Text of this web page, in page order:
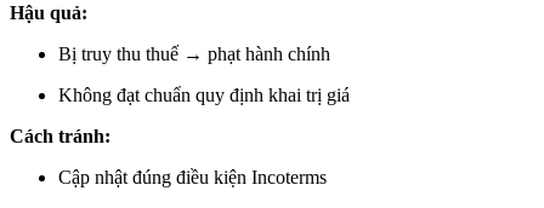
Hậu quả:
Bị truy thu thuế → phạt hành chính
Không đạt chuẩn quy định khai trị giá
Cách tránh:
Cập nhật đúng điều kiện Incoterms